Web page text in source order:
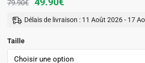
79.90€
prix
79.90€.
prix
49.90€.
Délais de livraison : 11 Août 2026 - 17
Taille